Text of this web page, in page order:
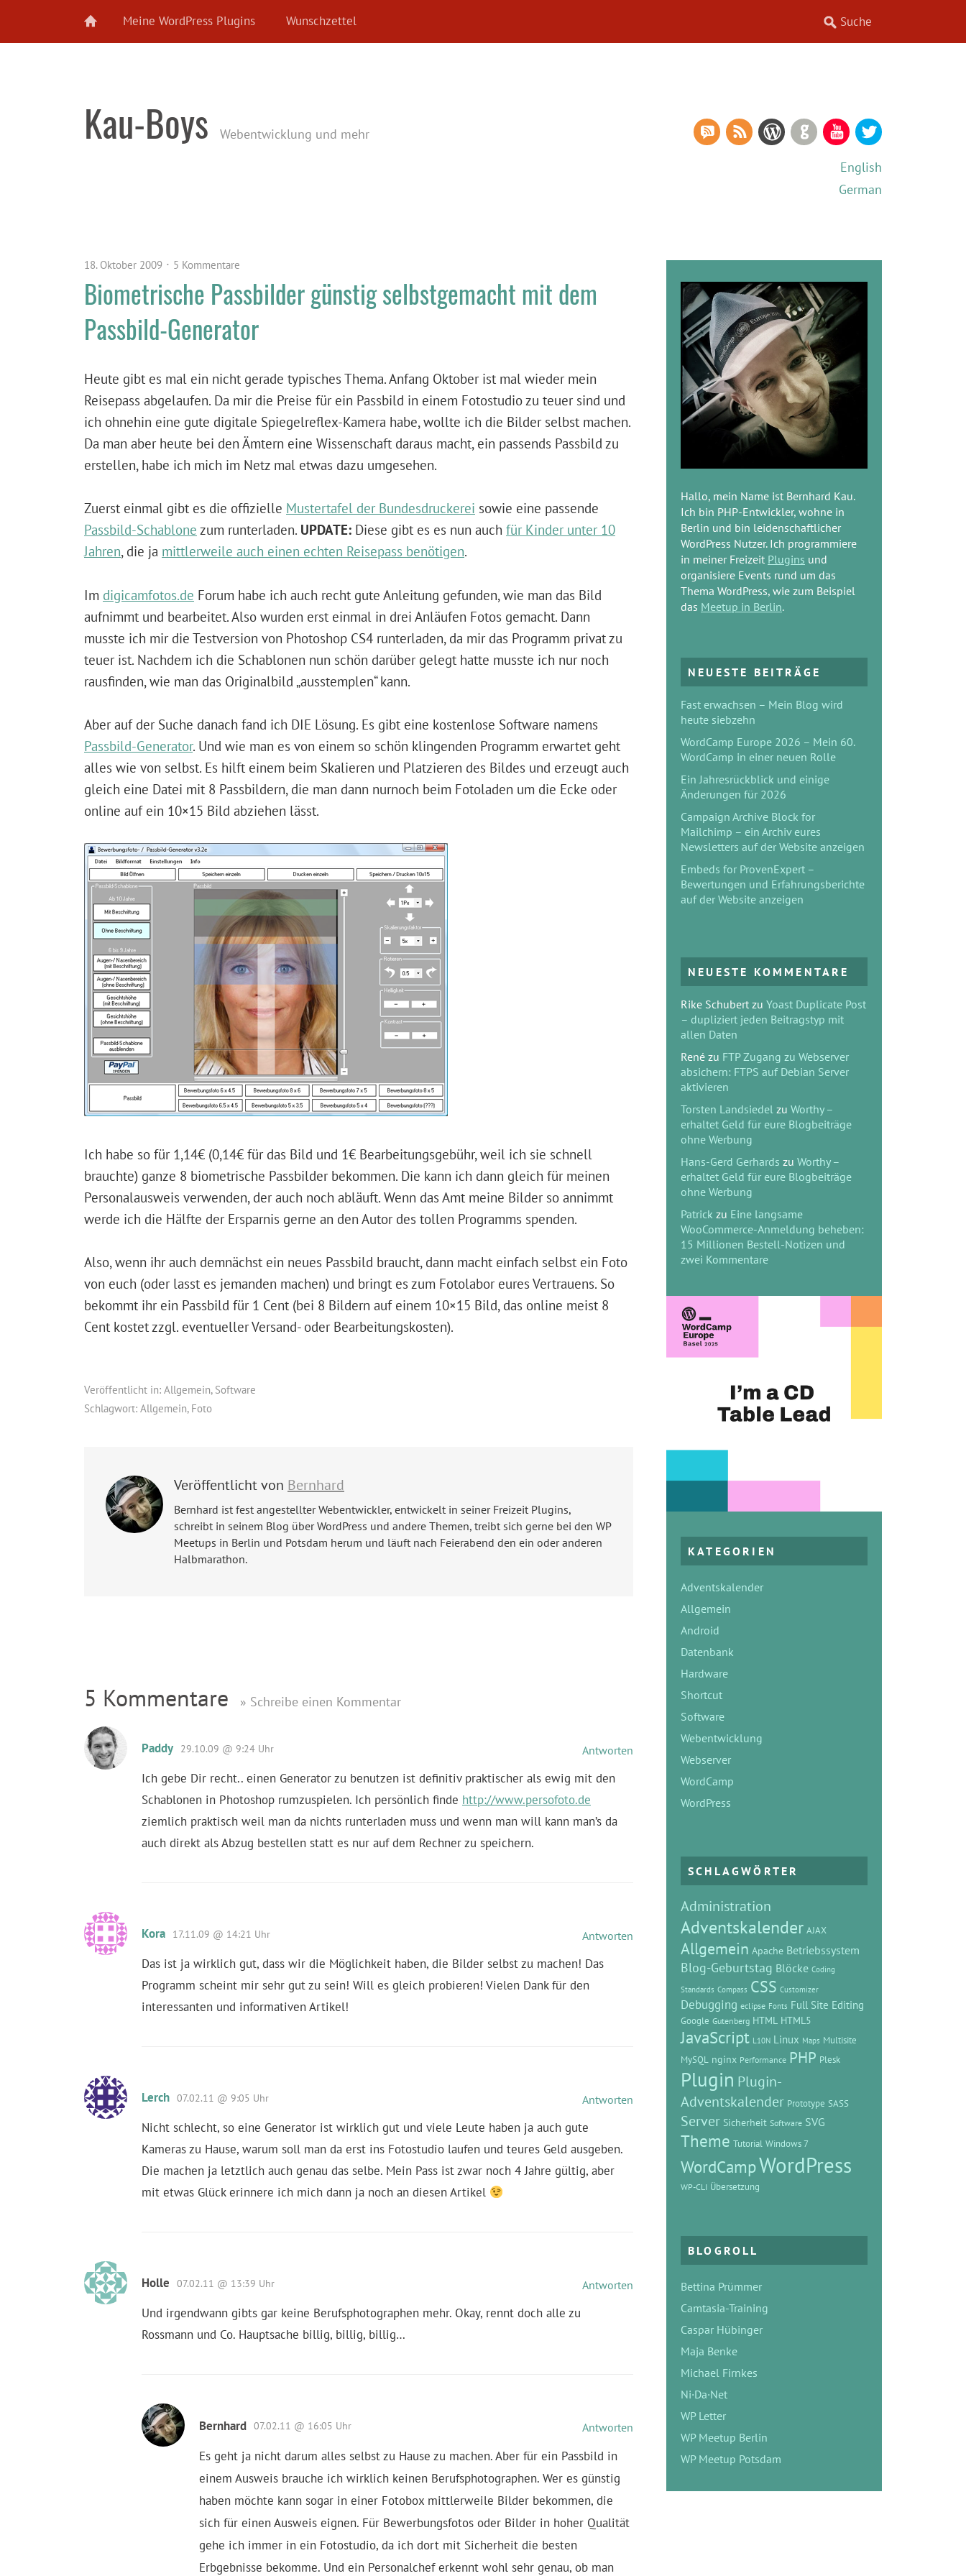
Meine WordPress Plugins Wunschzettel
Kau-Boys Webentwicklung und mehr YouTube
GitHub
WordPress
RSS Feed
RSS Comments
English
German
18. Oktober 2009 5 Kommentare
Biometrische Passbilder günstig selbstgemacht mit dem
Passbild-Generator
Heute gibt es mal ein nicht gerade typisches Thema. Anfang Oktober ist mal wieder mein
Reisepass abgelaufen. Da mir die Preise für ein Passbild in einem Fotostudio zu teuer sind und
ich ohnehin eine gute digitale Spiegelreflex-Kamera habe, wollte ich die Bilder selbst machen.
Da man aber heute bei den Ämtern eine Wissenschaft daraus macht, ein passends Passbild zu
erstellen, habe ich mich im Netz mal etwas dazu umgesehen.
Zuerst einmal gibt es die offizielle Mustertafel der Bundesdruckerei sowie eine passende
Passbild-Schablone zum runterladen. UPDATE: Diese gibt es es nun auch für Kinder unter 10
Jahren, die ja mittlerweile auch einen echten Reisepass benötigen.
Im digicamfotos.de Forum habe ich auch recht gute Anleitung gefunden, wie man das Bild
aufnimmt und bearbeitet. Also wurden erst einmal in drei Anläufen Fotos gemacht. Dann
musste ich mir die Testversion von Photoshop CS4 runterladen, da mir das Programm privat zu
teuer ist. Nachdem ich die Schablonen nun schön darüber gelegt hatte musste ich nur noch
rausfinden, wie man das Originalbild „ausstemplen“ kann.
Aber auf der Suche danach fand ich DIE Lösung. Es gibt eine kostenlose Software namens
Passbild-Generator. Und wie man es von einem so schön klingenden Programm erwartet geht
alles wie von selbst. Es hilft einem beim Skalieren und Platzieren des Bildes und erzeugt auch
gleich eine Datei mit 8 Passbildern, die man dann nurnoch beim Fotoladen um die Ecke oder
online auf ein 10×15 Bild abziehen lässt.
Ich habe so für 1,14€ (0,14€ für das Bild und 1€ Bearbeitungsgebühr, weil ich sie schnell
brauchte) ganze 8 biometrische Passbilder bekommen. Die kann ich dann gleich für meinen
Personalausweis verwenden, der auch noch abläuft. Wenn das Amt meine Bilder so annimmt
werde ich die Hälfte der Ersparnis gerne an den Autor des tollen Programms spenden.
Also, wenn ihr auch demnächst ein neues Passbild braucht, dann macht einfach selbst ein Foto
von euch (oder lasst es jemanden machen) und bringt es zum Fotolabor eures Vertrauens. So
bekommt ihr ein Passbild für 1 Cent (bei 8 Bildern auf einem 10×15 Bild, das online meist 8
Cent kostet zzgl. eventueller Versand- oder Bearbeitungskosten).
Veröffentlicht in: Allgemein, Software
Schlagwort: Allgemein, Foto
Veröffentlicht von Bernhard
Bernhard ist fest angestellter Webentwickler, entwickelt in seiner Freizeit Plugins,
schreibt in seinem Blog über WordPress und andere Themen, treibt sich gerne bei den WP
Meetups in Berlin und Potsdam herum und läuft nach Feierabend den ein oder anderen
Halbmarathon.
5 Kommentare » Schreibe einen Kommentar
Paddy Antworten
29.10.09 @ 9:24 Uhr
Ich gebe Dir recht.. einen Generator zu benutzen ist definitiv praktischer als ewig mit den
Schablonen in Photoshop rumzuspielen. Ich persönlich finde http://www.persofoto.de
ziemlich praktisch weil man da nichts runterladen muss und wenn man will kann man’s da
auch direkt als Abzug bestellen statt es nur auf dem Rechner zu speichern.
Kora Antworten
17.11.09 @ 14:21 Uhr
Das ist ja wirklich gut, dass wir die Möglichkeit haben, die Bilder selbst zu machen! Das
Programm scheint mir sehr gut zu sein! Will es gleich probieren! Vielen Dank für den
interessanten und informativen Artikel!
Lerch Antworten
07.02.11 @ 9:05 Uhr
Nicht schlecht, so eine Generator ist wirklich gut und viele Leute haben ja auch gute
Kameras zu Hause, warum soll man da erst ins Fotostudio laufen und teures Geld ausgeben.
Die machen ja letztlich auch genau das selbe. Mein Pass ist zwar noch 4 Jahre gültig, aber
mit etwas Glück erinnere ich mich dann ja noch an diesen Artikel
Holle Antworten
07.02.11 @ 13:39 Uhr
Und irgendwann gibts gar keine Berufsphotographen mehr. Okay, rennt doch alle zu
Rossmann und Co. Hauptsache billig, billig, billig…
Bernhard Antworten
07.02.11 @ 16:05 Uhr
Es geht ja nicht darum alles selbst zu Hause zu machen. Aber für ein Passbild in
einem Ausweis brauche ich wirklich keinen Berufsphotographen. Wer es günstig
haben möchte kann sogar in einer Fotobox mittlerweile Bilder bekommen, die
sich für einen Ausweis eignen. Für Bewerbungsfotos oder Bilder in hoher Qualität
gehe ich immer in ein Fotostudio, da ich dort mit Sicherheit die besten
Erbgebnisse bekomme. Und ein Personalchef erkennt wohl sehr genau, ob man
Hallo, mein Name ist Bernhard Kau.
Ich bin PHP-Entwickler, wohne in
Berlin und bin leidenschaftlicher
WordPress Nutzer. Ich programmiere
in meiner Freizeit Plugins und
organisiere Events rund um das
Thema WordPress, wie zum Beispiel
das Meetup in Berlin.
NEUESTE BEITRÄGE
Fast erwachsen – Mein Blog wird
heute siebzehn
WordCamp Europe 2026 – Mein 60.
WordCamp in einer neuen Rolle
Ein Jahresrückblick und einige
Änderungen für 2026
Campaign Archive Block for
Mailchimp – ein Archiv eures
Newsletters auf der Website anzeigen
Embeds for ProvenExpert –
Bewertungen und Erfahrungsberichte
auf der Website anzeigen
NEUESTE KOMMENTARE
Rike Schubert zu Yoast Duplicate Post
– dupliziert jeden Beitragstyp mit
allen Daten
René zu FTP Zugang zu Webserver
absichern: FTPS auf Debian Server
aktivieren
Torsten Landsiedel zu Worthy –
erhaltet Geld für eure Blogbeiträge
ohne Werbung
Hans-Gerd Gerhards zu Worthy –
erhaltet Geld für eure Blogbeiträge
ohne Werbung
Patrick zu Eine langsame
WooCommerce-Anmeldung beheben:
15 Millionen Bestell-Notizen und
zwei Kommentare
KATEGORIEN
Adventskalender
Allgemein
Android
Datenbank
Hardware
Shortcut
Software
Webentwicklung
Webserver
WordCamp
WordPress
SCHLAGWÖRTER
Administration
Adventskalender AJAX
Allgemein Apache Betriebssystem
Blog-Geburtstag Blöcke Coding
Standards Compass CSS Customizer
Debugging eclipse Fonts Full Site Editing
Google Gutenberg HTML HTML5
JavaScript L10N Linux Maps Multisite
MySQL nginx Performance PHP Plesk
Plugin Plugin-
Adventskalender Prototype SASS
Server Sicherheit Software SVG
Theme Tutorial Windows 7
WordCampWordPress
WP-CLI Übersetzung
BLOGROLL
Bettina Prümmer
Camtasia-Training
Caspar Hübinger
Maja Benke
Michael Firnkes
Ni·Da·Net
WP Letter
WP Meetup Berlin
WP Meetup Potsdam